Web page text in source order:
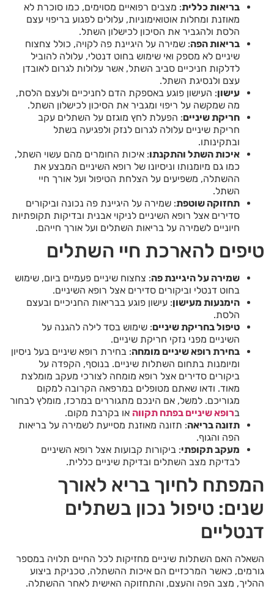
בריאות כללית: מצבים רפואיים מסוימים, כמו סוכרת לא
מאוזנת ומחלות אוטואימוניות, עלולים לפגוע בריפוי עצם
הלסת ולהגביר את הסיכון לכישלון השתל.
בריאות הפה: שמירה על היגיינת פה לקויה, כולל צחצוח
שיניים לא מספק ואי שימוש בחוט דנטלי, עלולה להוביל
לדלקות חניכיים סביב השתל, אשר עלולות לגרום לאובדן
עצם ולנסיגת השתל.
עישון: העישון פוגע באספקת הדם לחניכיים ולעצם הלסת,
מה שמקשה על ריפוי ומגביר את הסיכון לכישלון השתל.
חריקת שיניים: הפעלת לחץ מוגזם על השתלים עקב
חריקת שיניים עלולה לגרום לנזק ולפגיעה בשתל
ובתקינותו.
איכות השתל והתקנתו: איכות החומרים מהם עשוי השתל,
כמו גם מיומנותו וניסיונו של רופא השיניים המבצע את
ההשתלה, משפיעים על הצלחת הטיפול ועל אורך חיי
השתל.
תחזוקה שוטפת: שמירה על היגיינת פה נכונה וביקורים
סדירים אצל רופא השיניים לניקוי אבנית ובדיקות תקופתיות
חיוניים לשמירה על בריאות השתלים ועל אורך חייהם.
טיפים להארכת חיי השתלים
שמירה על היגיינת פה: צחצוח שיניים פעמיים ביום, שימוש
בחוט דנטלי וביקורים סדירים אצל רופא השיניים.
הימנעות מעישון: עישון פוגע בבריאות החניכיים ובעצם
הלסת.
טיפול בחריקת שיניים: שימוש בסד לילה להגנה על
השיניים מפני נזקי חריקת שיניים.
בחירת רופא שיניים מומחה: בחירת רופא שיניים בעל ניסיון
ומיומנות בתחום השתלות שיניים. בנוסף, הקפדה על
ביקורים סדירים אצל רופא מומחה לצורכי מעקב מומלצת
מאוד. ודאו שאתם מטופלים במרפאה הקרובה למקום
מגוריכם. למשל, אם הינכם מתגוררים במרכז, מומלץ לבחור
ברופא שיניים בפתח תקווה או בקרבת מקום.
תזונה בריאה: תזונה מאוזנת מסייעת לשמירה על בריאות
הפה והגוף.
מעקב תקופתי: ביקורות קבועות אצל רופא השיניים
לבדיקת מצב השתלים ובדיקת שיניים כללית.
המפתח לחיוך בריא לאורך
שנים: טיפול נכון בשתלים
דנטליים
השאלה האם השתלות שיניים מחזיקות לכל החיים תלויה במספר
גורמים, כאשר המרכזיים הם איכות ההשתלה, טכניקת ביצוע
ההליך, מצב הפה והעצם, והתחזוקה האישית לאחר ההשתלה.